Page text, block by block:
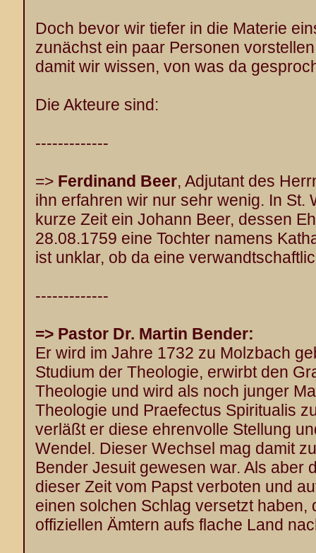
Doch bevor wir tiefer in die Materie
zunächst ein paar Personen
damit wir wissen, von was da
Die Akteure sind:
-------------
=> Ferdinand Beer, Adjutant des
ihn erfahren wir nur sehr wenig. In St.
kurze Zeit ein Johann Beer, dessen
28.08.1759 eine Tochter namens
ist unklar, ob da eine
-------------
=> Pastor Dr. Martin Bender:
Er wird im Jahre 1732 zu Molzbach
Studium der Theologie, erwirbt den
Theologie und wird als noch junger
Theologie und Praefectus Spiritualis
verläßt er diese ehrenvolle Stellung
Wendel. Dieser Wechsel mag damit
Bender Jesuit gewesen war. Als aber
dieser Zeit vom Papst verboten und
einen solchen Schlag versetzt haben,
offiziellen Ämtern aufs flache Land